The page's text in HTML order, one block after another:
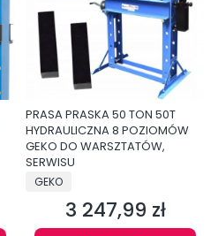
PRASA PRASKA 50 TON 50T
HYDRAULICZNA 8 POZIOMÓW
GEKO DO WARSZTATÓW,
SERWISU
PRODUCENT
GEKO
Cena
3 247,99 zł